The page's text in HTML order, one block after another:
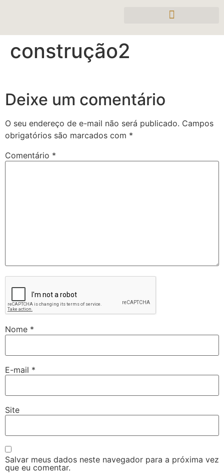
construção2
Deixe um comentário
O seu endereço de e-mail não será publicado. Campos
obrigatórios são marcados com *
Comentário *
Nome *
E-mail *
Site
Salvar meus dados neste navegador para a próxima vez
que eu comentar.